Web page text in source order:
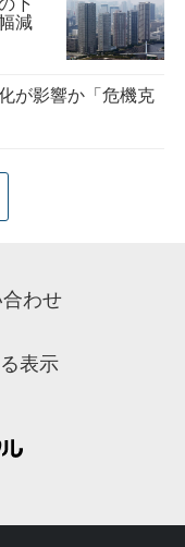
下
減
が影響か「危機克
わせ
表示